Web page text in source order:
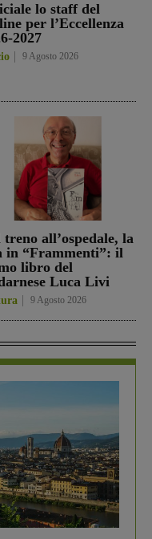
lo staff del
per l’Eccellenza
2027
9 Agosto 2026
treno all’ospedale, la
in “Frammenti”: il
libro del
Luca Livi
9 Agosto 2026